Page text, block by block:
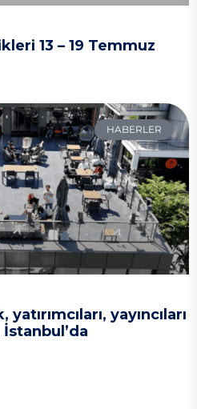
13 – 19 Temmuz
HABERLER
yayıncıları